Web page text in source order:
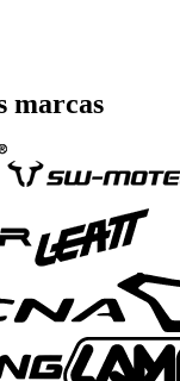
marcas